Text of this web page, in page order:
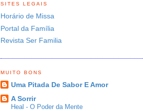
SITES LEGAIS
Horário de Missa
Portal da Família
Revista Ser Familia
MUITO BONS
Uma Pitada De Sabor E Amor
A Sorrir
Heal - O Poder da Mente